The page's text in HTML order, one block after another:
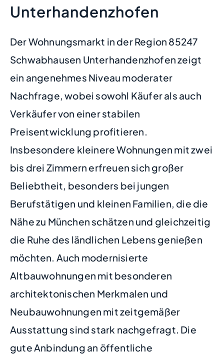
Unterhandenzhofen
Der Wohnungsmarkt in der Region 85247
Schwabhausen Unterhandenzhofen zeigt
ein angenehmes Niveau moderater
Nachfrage, wobei sowohl Käufer als auch
Verkäufer von einer stabilen
Preisentwicklung profitieren.
Insbesondere kleinere Wohnungen mit zwei
bis drei Zimmern erfreuen sich großer
Beliebtheit, besonders bei jungen
Berufstätigen und kleinen Familien, die die
Nähe zu München schätzen und gleichzeitig
die Ruhe des ländlichen Lebens genießen
möchten. Auch modernisierte
Altbauwohnungen mit besonderen
architektonischen Merkmalen und
Neubauwohnungen mit zeitgemäßer
Ausstattung sind stark nachgefragt. Die
gute Anbindung an öffentliche